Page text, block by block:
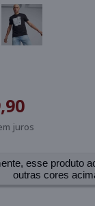
juros
esse produto
outras cores